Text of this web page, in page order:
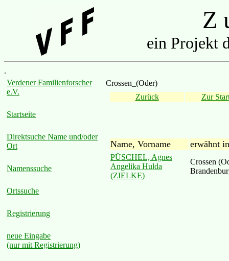
Z
ein Projekt
.
Verdener Familienforscher
e.V.
Startseite
Direktsuche Name und/oder
Ort
Namenssuche
Ortssuche
Registrierung
neue Eingabe
(nur mit Registrierung)
Crossen_(Oder)
Zurück
Zur
Name, Vorname erwähnt in
PÜSCHEL, Agnes
Angelika Hulda
(ZIELKE)
Crossen